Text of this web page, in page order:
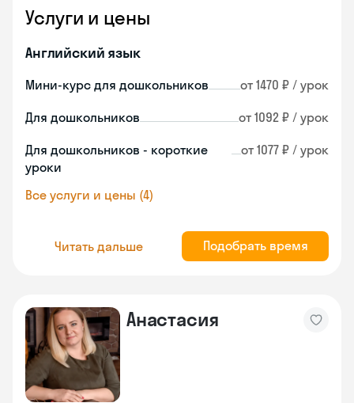
Услуги и цены
Английский язык
Мини-курс для дошкольников от 1470 ₽ / урок
Для дошкольников от 1092 ₽ / урок
Для дошкольников - короткие
уроки
от 1077 ₽ / урок
Все услуги и цены (4)
Читать дальше Подобрать время
Анастасия